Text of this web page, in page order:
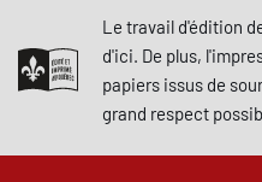
Le travail d'édition
d'ici. De plus,
papiers issus de
grand respect